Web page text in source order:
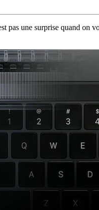
pas une surprise quand on